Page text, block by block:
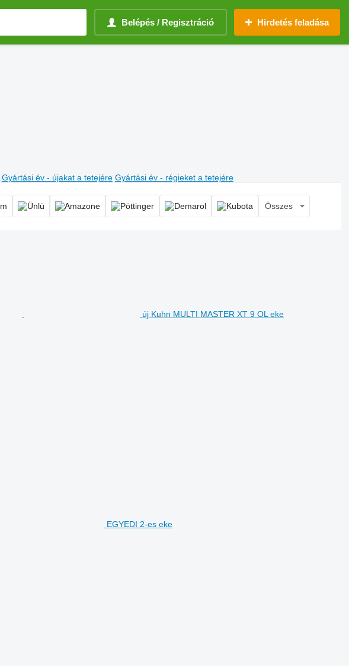
Belépés / Regisztráció Hirdetés feladása
Gyártási év - újakat a tetejére Gyártási év - régieket a tetejére
Összes
új Kuhn MULTI MASTER XT 9 OL eke
EGYEDI 2-es eke